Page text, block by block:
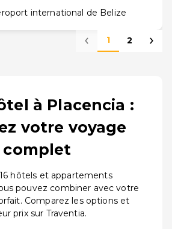
international de Belize
1 2
à Placencia :
votre voyage
complet
hôtels et appartements
pouvez combiner avec votre
Comparez les options et
prix sur Traventia.